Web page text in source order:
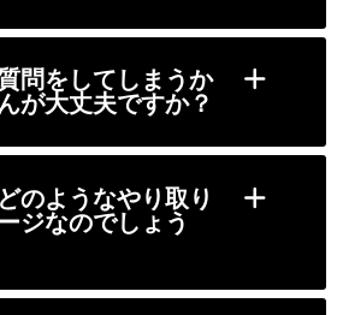
問をしてしまうか
が大丈夫ですか？
のようなやり取り
ジなのでしょう